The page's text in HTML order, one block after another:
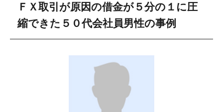
ＦＸ取引が原因の借金が５分の１に圧
縮できた５０代会社員男性の事例